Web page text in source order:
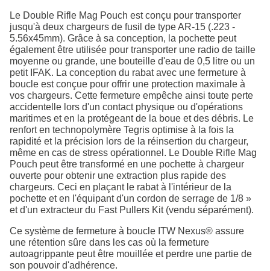
Le Double Rifle Mag Pouch est conçu pour transporter
jusqu'à deux chargeurs de fusil de type AR-15 (.223 -
5.56x45mm). Grâce à sa conception, la pochette peut
également être utilisée pour transporter une radio de taille
moyenne ou grande, une bouteille d'eau de 0,5 litre ou un
petit IFAK. La conception du rabat avec une fermeture à
boucle est conçue pour offrir une protection maximale à
vos chargeurs. Cette fermeture empêche ainsi toute perte
accidentelle lors d'un contact physique ou d'opérations
maritimes et en la protégeant de la boue et des débris. Le
renfort en technopolymère Tegris optimise à la fois la
rapidité et la précision lors de la réinsertion du chargeur,
même en cas de stress opérationnel. Le Double Rifle Mag
Pouch peut être transformé en une pochette à chargeur
ouverte pour obtenir une extraction plus rapide des
chargeurs. Ceci en plaçant le rabat à l'intérieur de la
pochette et en l'équipant d'un cordon de serrage de 1/8 »
et d'un extracteur du Fast Pullers Kit (vendu séparément).
Ce système de fermeture à boucle ITW Nexus® assure
une rétention sûre dans les cas où la fermeture
autoagrippante peut être mouillée et perdre une partie de
son pouvoir d'adhérence.